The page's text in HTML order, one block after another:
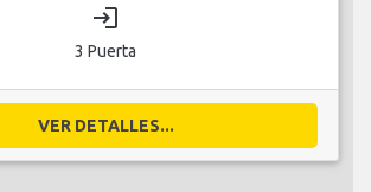
login
3 Puerta
VER DETALLES...